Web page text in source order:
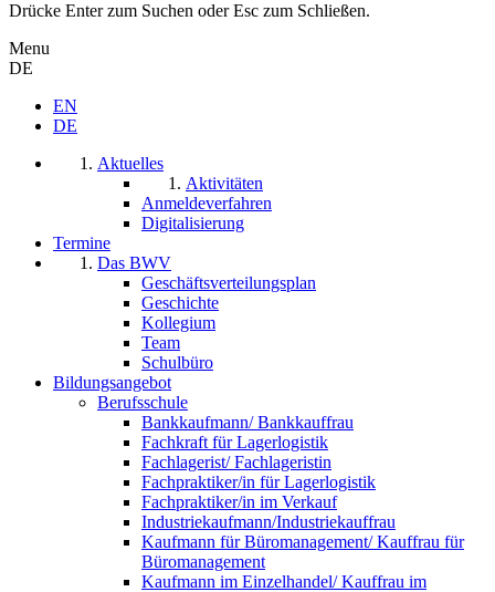
Drücke Enter zum Suchen oder Esc zum Schließen.
Menu
DE
EN
DE
Aktuelles
Aktivitäten
Anmeldeverfahren
Digitalisierung
Termine
Das BWV
Geschäftsverteilungsplan
Geschichte
Kollegium
Team
Schulbüro
Bildungsangebot
Berufsschule
Bankkaufmann/ Bankkauffrau
Fachkraft für Lagerlogistik
Fachlagerist/ Fachlageristin
Fachpraktiker/in für Lagerlogistik
Fachpraktiker/in im Verkauf
Industriekaufmann/Industriekauffrau
Kaufmann für Büromanagement/ Kauffrau für
Büromanagement
Kaufmann im Einzelhandel/ Kauffrau im